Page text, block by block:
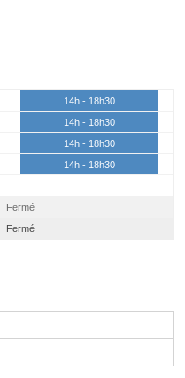
14h - 18h30
14h - 18h30
14h - 18h30
14h - 18h30
Fermé
Fermé